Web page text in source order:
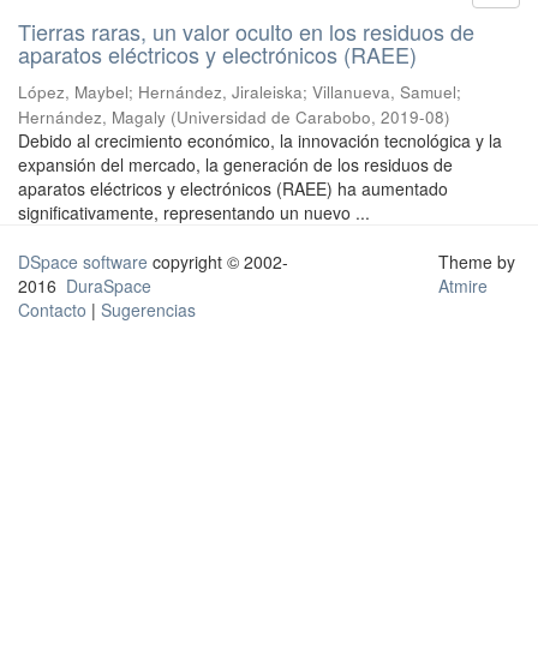
Tierras raras, un valor oculto en los residuos de
aparatos eléctricos y electrónicos (RAEE)
López, Maybel; Hernández, Jiraleiska; Villanueva, Samuel;
Hernández, Magaly (Universidad de Carabobo, 2019-08)
Debido al crecimiento económico, la innovación tecnológica y la
expansión del mercado, la generación de los residuos de
aparatos eléctricos y electrónicos (RAEE) ha aumentado
significativamente, representando un nuevo ...
DSpace software copyright © 2002-
2016 DuraSpace
Contacto | Sugerencias
Theme by
Atmire